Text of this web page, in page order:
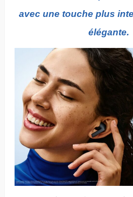
avec une touche plus
élégante.